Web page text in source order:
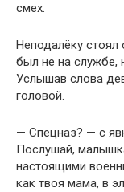
смех.
Неподалёку
был не на службе,
Услышав слова
головой.
— Спецназ? — с
Послушай,
настоящими
как твоя мама, в